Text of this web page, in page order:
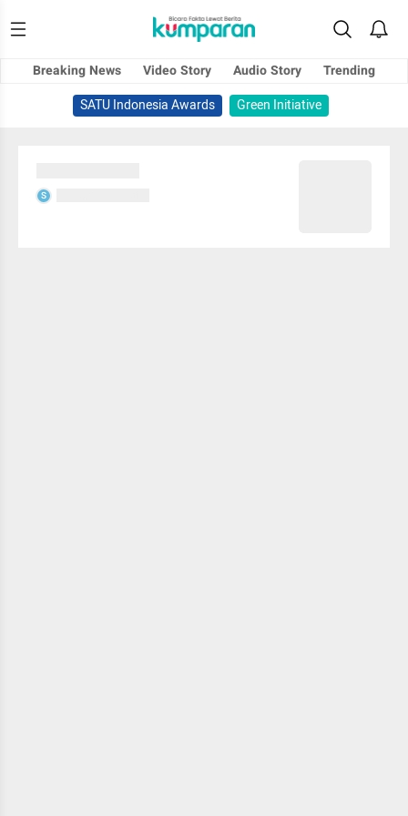
Breaking News Video Story Audio Story
Trending
SATU Indonesia Awards
Green Initiative
S